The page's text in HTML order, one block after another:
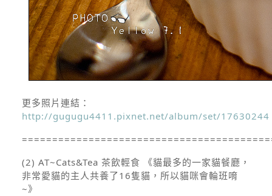
更多照片連結：
http://gugugu4411.pixnet.net/album/set/17630244
(2) AT~Cats&Tea 茶飲輕食 《貓最多的一家貓餐廳，
非常愛貓的主人共養了16隻貓，所以貓咪會輪班唷
~》